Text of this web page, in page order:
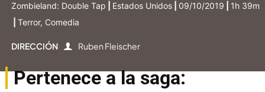
Zombieland: Double Tap Estados Unidos 09/10/2019
1h 39m
Terror, Comedia
DIRECCIÓN Ruben Fleischer
Pertenece a la saga: